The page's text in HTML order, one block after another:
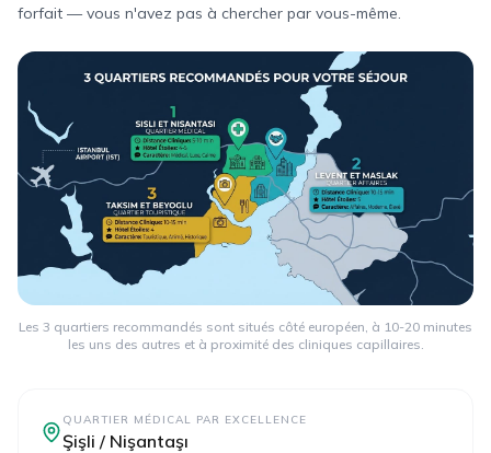
forfait — vous n'avez pas à chercher par vous-même.
Les 3 quartiers recommandés sont situés côté européen, à 10-20 minutes
les uns des autres et à proximité des cliniques capillaires.
QUARTIER MÉDICAL PAR EXCELLENCE
Şişli / Nişantaşı